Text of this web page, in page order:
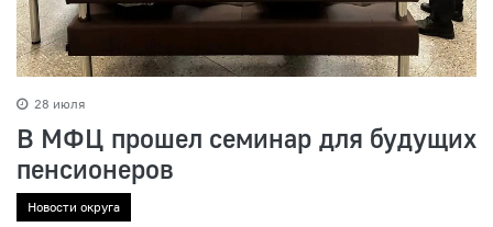
28 июля
В МФЦ прошел семинар для будущих
пенсионеров
Новости округа